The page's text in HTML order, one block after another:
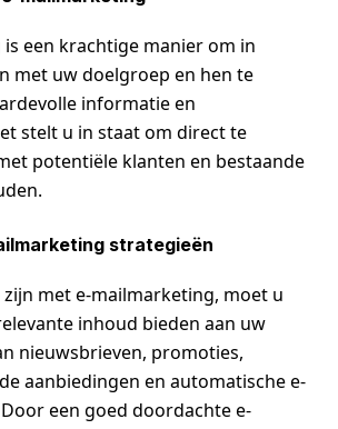
een krachtige manier om in
met uw doelgroep en hen te
informatie en
stelt u in staat om direct te
potentiële klanten en bestaande
strategieën
zijn met e-mailmarketing, moet u
inhoud bieden aan uw
nieuwsbrieven, promoties,
aanbiedingen en automatische e-
een goed doordachte e-